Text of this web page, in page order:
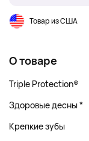
Товар из США
О товаре
Triple Protection®
Здоровые десны *
Крепкие зубы